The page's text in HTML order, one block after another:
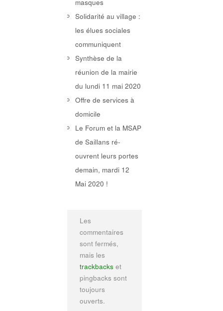
masques
Solidarité au village :
les élues sociales
communiquent
Synthèse de la
réunion de la mairie
du lundi 11 mai 2020
Offre de services à
domicile
Le Forum et la MSAP
de Saillans ré-
ouvrent leurs portes
demain, mardi 12
Mai 2020 !
Les
commentaires
sont fermés,
mais les
trackbacks et
pingbacks sont
toujours
ouverts.